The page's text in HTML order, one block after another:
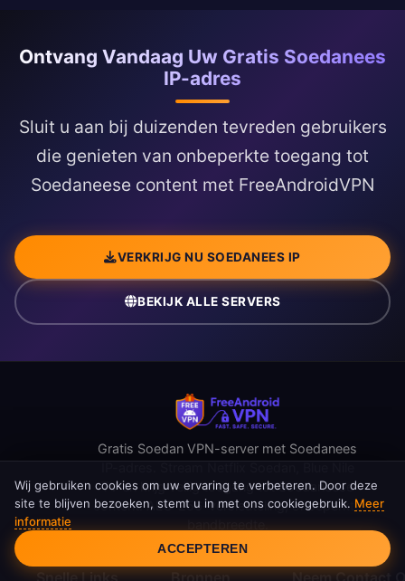
Ontvang Vandaag Uw Gratis Soedanees
IP-adres
Sluit u aan bij duizenden tevreden gebruikers
die genieten van onbeperkte toegang tot
Soedaneese content met FreeAndroidVPN
VERKRIJG NU SOEDANEES IP
BEKIJK ALLE SERVERS
Gratis Soedan VPN-server met Soedanees
TV en krijg veilig toegang tot Soedaneese
content. AES-256-versleuteling, onbeperkte
bandbreedte.
Cookietoestemming
Wij gebruiken cookies om uw ervaring te verbeteren. Door deze
site te blijven bezoeken, stemt u in met ons cookiegebruik. Meer
informatie
ACCEPTEREN